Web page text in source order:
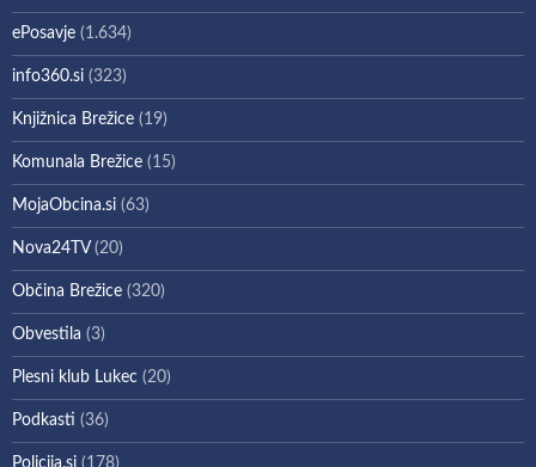
ePosavje (1.634)
info360.si (323)
Knjižnica Brežice (19)
Komunala Brežice (15)
MojaObcina.si (63)
Nova24TV(20)
Občina Brežice (320)
Obvestila (3)
Plesni klub Lukec (20)
Podkasti (36)
Policija.si (178)